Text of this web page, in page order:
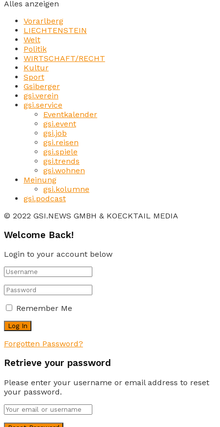
Alles anzeigen
Vorarlberg
LIECHTENSTEIN
Welt
Politik
WIRTSCHAFT/RECHT
Kultur
Sport
Gsiberger
gsi.verein
gsi.service
Eventkalender
gsi.event
gsi.job
gsi.reisen
gsi.spiele
gsi.trends
gsi.wohnen
Meinung
gsi.kolumne
gsi.podcast
© 2022 GSI.NEWS GMBH & KOECKTAIL MEDIA
Welcome Back!
Login to your account below
Remember Me
Forgotten Password?
Retrieve your password
Please enter your username or email address to reset
your password.